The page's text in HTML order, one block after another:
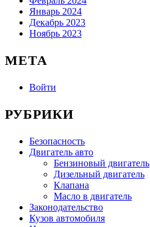
Январь 2024
Декабрь 2023
Ноябрь 2023
МЕТА
Войти
РУБРИКИ
Безопасность
Двигатель авто
Бензиновый двигатель
Дизельный двигатель
Клапана
Масло в двигатель
Законодательство
Кузов автомобиля